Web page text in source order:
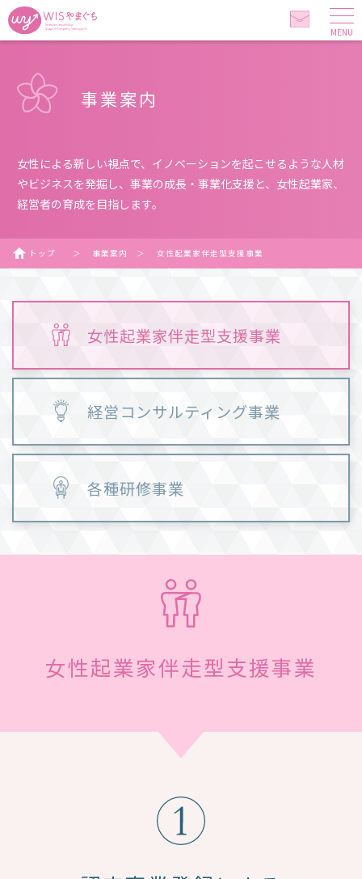
事業案内
女性による新しい視点で、イノベーションを起こせるような人材
やビジネスを発掘し、事業の成長・事業化支援と、女性起業家、
経営者の育成を目指します。
トップ ＞ 事業案内 ＞ 女性起業家伴走型支援事業
女性起業家伴走型支援事業
経営コンサルティング事業
各種研修事業
女性起業家伴走型支援事業
MENU